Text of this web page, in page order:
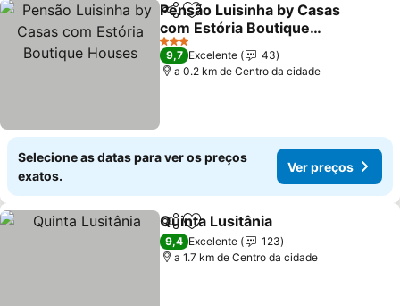
PartilharAdicionar aos favoritos
Pensão Luisinha by Casas
com Estória Boutique
Houses
3 Estrelas
9,7 Excelente
43
a 0.2 km de Centro da cidade
Selecione as datas para ver os preços
exatos.
Ver preços
PartilharAdicionar aos favoritos
Quinta Lusitânia
9,4 Excelente
123
a 1.7 km de Centro da cidade